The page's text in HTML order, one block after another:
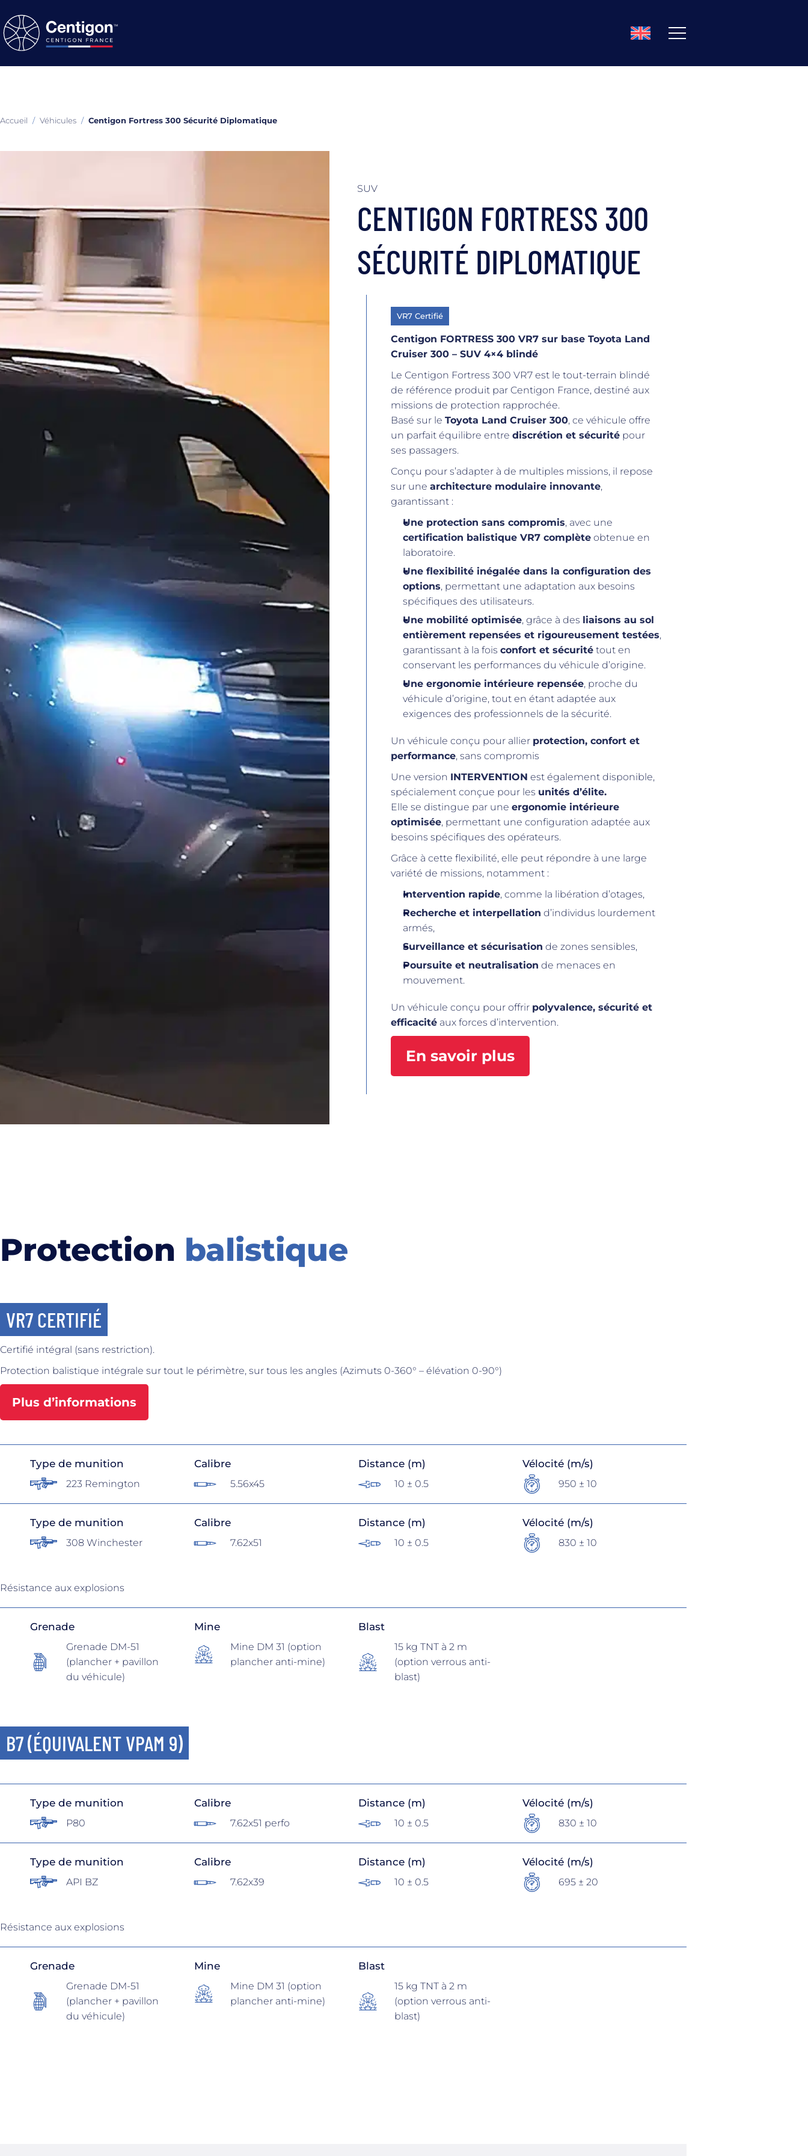
Accueil / Véhicules / Centigon Fortress 300 Sécurité Diplomatique
SUV
CENTIGON FORTRESS 300
SÉCURITÉ DIPLOMATIQUE
VR7 Certifié
Centigon FORTRESS 300 VR7 sur base Toyota Land
Cruiser 300 – SUV 4×4 blindé
Le Centigon Fortress 300 VR7 est le tout-terrain blindé
de référence produit par Centigon France, destiné aux
missions de protection rapprochée.
Basé sur leToyota Land Cruiser 300, ce véhicule offre
un parfait équilibre entrediscrétion et sécurité pour
ses passagers.
Conçu pour s’adapter à de multiples missions, il repose
sur unearchitecture modulaire innovante,
garantissant :
Une protection sans compromis, avec une
certification balistique VR7 complète obtenue en
laboratoire.
Une flexibilité inégalée dans la configuration des
options, permettant une adaptation aux besoins
spécifiques des utilisateurs.
Une mobilité optimisée, grâce à des liaisons au sol
entièrement repensées et rigoureusement testées,
garantissant à la foisconfort et sécurité tout en
conservant les performances du véhicule d’origine.
Une ergonomie intérieure repensée, proche du
véhicule d’origine, tout en étant adaptée aux
exigences des professionnels de la sécurité.
Un véhicule conçu pour allier protection, confort et
performance, sans compromis
Une version INTERVENTION est également disponible,
spécialement conçue pour les unités d’élite.
Elle se distingue par uneergonomie intérieure
optimisée, permettant une configuration adaptée aux
besoins spécifiques des opérateurs.
Grâce à cette flexibilité, elle peut répondre à une large
variété de missions, notamment :
Intervention rapide, comme la libération d’otages,
Recherche et interpellation d’individus lourdement
armés,
Surveillance et sécurisation de zones sensibles,
Poursuite et neutralisation de menaces en
mouvement.
Un véhicule conçu pour offrir polyvalence, sécurité et
efficacité aux forces d’intervention.
En savoir plus
Protection balistique
VR7 CERTIFIÉ
Certifié intégral (sans restriction).
Protection balistique intégrale sur tout le périmètre, sur tous les angles (Azimuts 0-360° – élévation 0-90°)
Plus d’informations
Type de munition
223 Remington
Calibre
5.56x45
Distance (m)
10 ± 0.5
Vélocité (m/s)
950 ± 10
Type de munition
308 Winchester
Calibre
7.62x51
Distance (m)
10 ± 0.5
Vélocité (m/s)
830 ± 10
Résistance aux explosions
Grenade
Grenade DM-51
(plancher + pavillon
du véhicule)
Mine
Mine DM 31 (option
plancher anti-mine)
Blast
15 kg TNT à 2 m
(option verrous anti-
blast)
B7 (ÉQUIVALENT VPAM 9)
Type de munition
P80
Calibre
7.62x51 perfo
Distance (m)
10 ± 0.5
Vélocité (m/s)
830 ± 10
Type de munition
API BZ
Calibre
7.62x39
Distance (m)
10 ± 0.5
Vélocité (m/s)
695 ± 20
Résistance aux explosions
Grenade
Grenade DM-51
(plancher + pavillon
du véhicule)
Mine
Mine DM 31 (option
plancher anti-mine)
Blast
15 kg TNT à 2 m
(option verrous anti-
blast)